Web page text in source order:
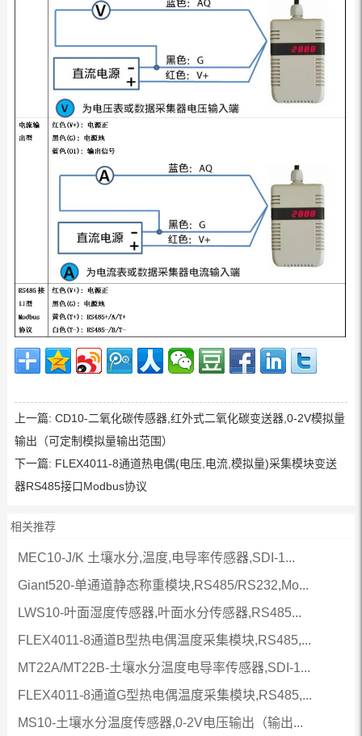
上一篇: CD10-二氧化碳传感器,红外式二氧化碳变送器,0-2V模拟量
输出（可定制模拟量输出范围）
下一篇: FLEX4011-8通道热电偶(电压,电流,模拟量)采集模块变送
器RS485接口Modbus协议
相关推荐
MEC10-J/K 土壤水分,温度,电导率传感器,SDI-1...
Giant520-单通道静态称重模块,RS485/RS232,Mo...
LWS10-叶面湿度传感器,叶面水分传感器,RS485...
FLEX4011-8通道B型热电偶温度采集模块,RS485,...
MT22A/MT22B-土壤水分温度电导率传感器,SDI-1...
FLEX4011-8通道G型热电偶温度采集模块,RS485,...
MS10-土壤水分温度传感器,0-2V电压输出（输出...